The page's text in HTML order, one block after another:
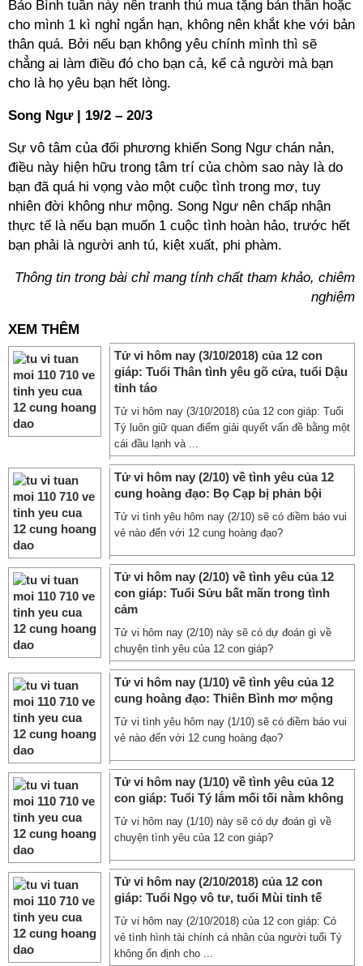
Bảo Bình tuần này nên tranh thủ mua tặng bản thân hoặc
cho mình 1 kì nghỉ ngắn hạn, không nên khắt khe với bản
thân quá. Bởi nếu bạn không yêu chính mình thì sẽ
chẳng ai làm điều đó cho bạn cả, kể cả người mà bạn
cho là họ yêu bạn hết lòng.
Song Ngư | 19/2 – 20/3
Sự vô tâm của đối phương khiến Song Ngư chán nản,
điều này hiện hữu trong tâm trí của chòm sao này là do
bạn đã quá hi vọng vào một cuộc tình trong mơ, tuy
nhiên đời không như mộng. Song Ngư nên chấp nhận
thực tế là nếu bạn muốn 1 cuộc tình hoàn hảo, trước hết
bạn phải là người anh tú, kiệt xuất, phi phàm.
Thông tin trong bài chỉ mang tính chất tham khảo, chiêm
nghiệm
XEM THÊM
Tử vi hôm nay (3/10/2018) của 12 con
giáp: Tuổi Thân tình yêu gõ cửa, tuổi Dậu
tỉnh táo
Tử vi hôm nay (3/10/2018) của 12 con giáp: Tuổi
Tý luôn giữ quan điểm giải quyết vấn đề bằng một
cái đầu lạnh và ...
Tử vi hôm nay (2/10) về tình yêu của 12
cung hoàng đạo: Bọ Cạp bị phản bội
Tử vi tình yêu hôm nay (2/10) sẽ có điềm báo vui
vẻ nào đến với 12 cung hoàng đạo?
Tử vi hôm nay (2/10) về tình yêu của 12
con giáp: Tuổi Sửu bất mãn trong tình
cảm
Tử vi hôm nay (2/10) này sẽ có dự đoán gì về
chuyện tình yêu của 12 con giáp?
Tử vi hôm nay (1/10) về tình yêu của 12
cung hoàng đạo: Thiên Bình mơ mộng
Tử vi tình yêu hôm nay (1/10) sẽ có điềm báo vui
vẻ nào đến với 12 cung hoàng đạo?
Tử vi hôm nay (1/10) về tình yêu của 12
con giáp: Tuổi Tý lắm mối tối nằm không
Tử vi hôm nay (1/10) này sẽ có dự đoán gì về
chuyện tình yêu của 12 con giáp?
Tử vi hôm nay (2/10/2018) của 12 con
giáp: Tuổi Ngọ vô tư, tuổi Mùi tinh tế
Tử vi hôm nay (2/10/2018) của 12 con giáp: Có
vẻ tình hình tài chính cá nhân của người tuổi Tý
không ổn định cho ...